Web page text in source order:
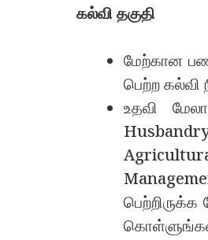
கல்வி தகுதி
மேற்கான
பெற்ற கல்வி
உதவி